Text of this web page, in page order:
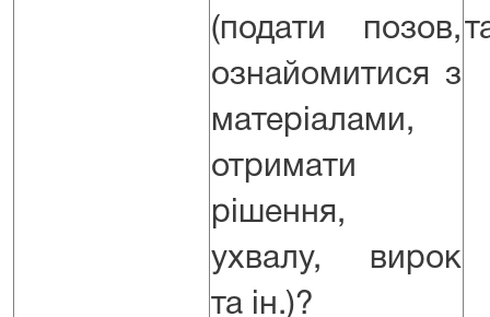
(подати позов,
ознайомитися з
матеріалами,
отримати
рішення,
ухвалу, вирок
та ін.)?